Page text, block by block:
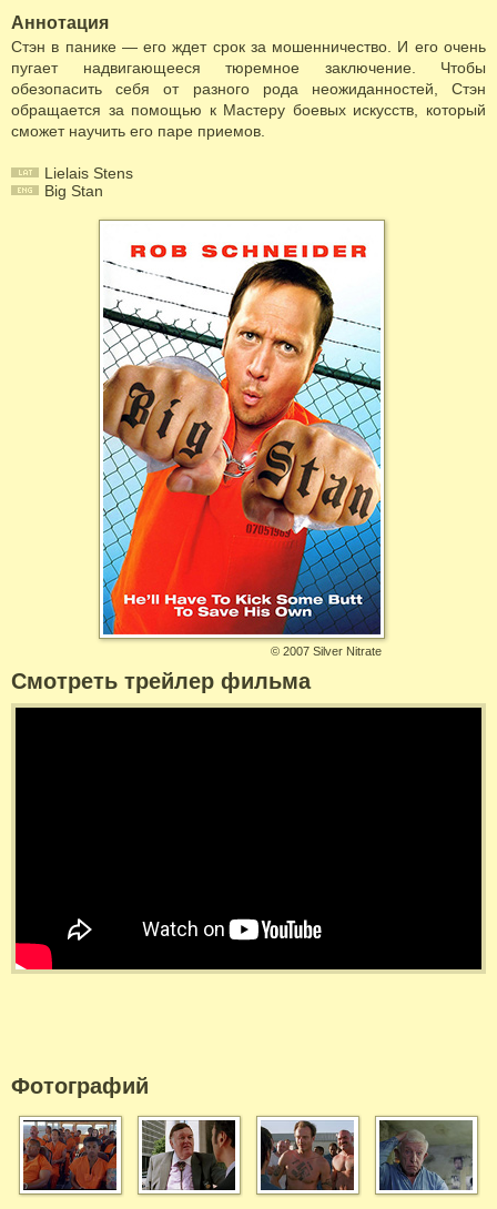
Аннотация
Стэн в панике — его ждет срок за мошенничество. И его очень
пугает надвигающееся тюремное заключение. Чтобы
обезопасить себя от разного рода неожиданностей, Стэн
обращается за помощью к Мастеру боевых искусств, который
сможет научить его паре приемов.
Lielais Stens
Big Stan
© 2007 Silver Nitrate
Смотреть трейлер фильма
Фотографий